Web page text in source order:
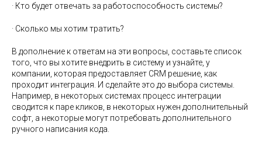
· Кто будет отвечать за работоспособность системы?
· Сколько мы хотим тратить?
В дополнение к ответам на эти вопросы, составьте список
того, что вы хотите внедрить в систему и узнайте, у
компании, которая предоставляет CRM решение, как
проходит интеграция. И сделайте это до выбора системы.
Например, в некоторых системах процесс интеграции
сводится к паре кликов, в некоторых нужен дополнительный
софт, а некоторые могут потребовать дополнительного
ручного написания кода.